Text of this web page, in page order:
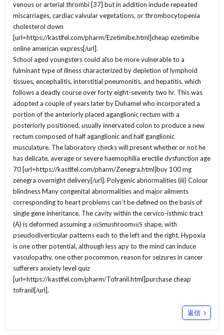
venous or arterial thrombi [37] but in addition include repeated
miscarriages, cardiac valvular vegetations, or thrombocytopenia
cholesterol down
[url=https://kastlfel.com/pharm/Ezetimibe.html]cheap ezetimibe
online american express[/url].
School aged youngsters could also be more vulnerable to a
fulminant type of illness characterized by depletion of lymphoid
tissues, encephalitis, interstitial pneumonitis, and hepatitis, which
follows a deadly course over forty eight-seventy two hr. This was
adopted a couple of years later by Duhamel who incorporated a
portion of the anteriorly placed aganglionic rectum with a
posteriorly positioned, usually innervated colon to produce a new
rectum composed of half aganglionic and half ganglionic
musculature. The laboratory checks will present whether or not he
has delicate, average or severe haemophilia erectile dysfunction age
70 [url=https://kastlfel.com/pharm/Zenegra.html]buy 100 mg
zenegra overnight delivery[/url]. Polygenic abnormalities (iii) Colour
blindness Many congenital abnormalities and major ailments
corresponding to heart problems can’t be defined on the basis of
single gene inheritance. The cavity within the cervico-isthmic tract
(A) is deformed assuming a пїЅmushroomпїЅ shape, with
pseudodiverticular patterns each to the left and the right. Hypoxia
is one other potential, although less apy to the mind can induce
vasculopathy, one other pocommon, reason for seizures in cancer
sufferers anxiety level quiz
[url=https://kastlfel.com/pharm/Tofranil.html]purchase cheap
tofranil[/url].
返信